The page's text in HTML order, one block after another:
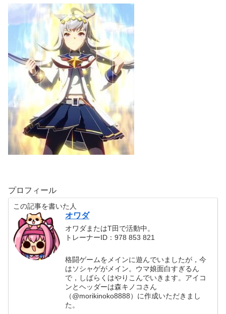
プロフィール
この記事を書いた人
オワダ
オワダまたはT田で活動中。
トレーナーID：978 853 821
格闘ゲームをメインに遊んでいましたが，今
はソシャゲがメイン。ウマ娘面白すぎるん
で，しばらくはやりこんでいきます。アイコ
ンとヘッダーは森キノコさん
（@morikinoko8888）に作成いただきまし
た。